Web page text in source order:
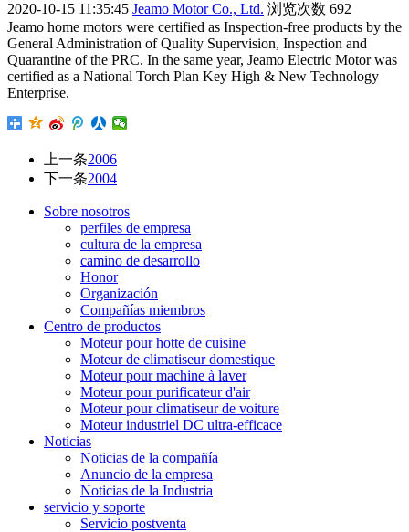
2020-10-15 11:35:45 Jeamo Motor Co., Ltd. 浏览次数 692
Jeamo home motors were certified as Inspection-free products by the
General Administration of Quality Supervision, Inspection and
Quarantine of the PRC. In the same year, Jeamo Electric Motor was
certified as a National Torch Plan Key High & New Technology
Enterprise.
上一条2006
下一条2004
Sobre nosotros
perfiles de empresa
cultura de la empresa
camino de desarrollo
Honor
Organización
Compañías miembros
Centro de productos
Moteur pour hotte de cuisine
Moteur de climatiseur domestique
Moteur pour machine à laver
Moteur pour purificateur d'air
Moteur pour climatiseur de voiture
Moteur industriel DC ultra-efficace
Noticias
Noticias de la compañía
Anuncio de la empresa
Noticias de la Industria
servicio y soporte
Servicio postventa